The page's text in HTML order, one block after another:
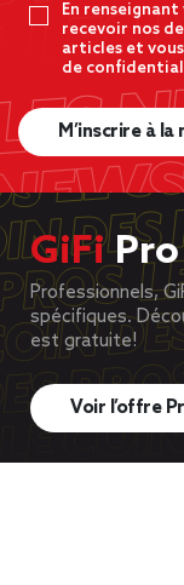
En
recevoir nos
articles et
de
M’inscrire à
GiFiPro
Professionnels,
spécifiques.
est gratuite!
Voir l’offre